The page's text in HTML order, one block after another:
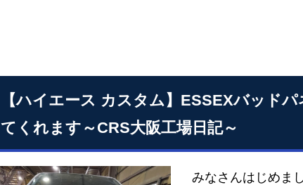
【ハイエース カスタム】ESSEXバッド
てくれます～CRS大阪工場日記～
みなさんはじめま